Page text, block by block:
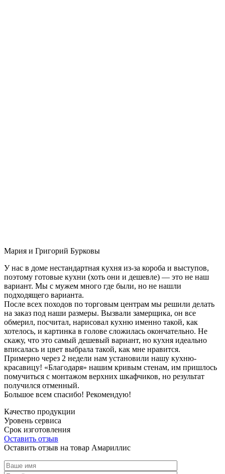
Мария и Григорий Бурковы
У нас в доме нестандартная кухня из-за короба и выступов,
поэтому готовые кухни (хоть они и дешевле) — это не наш
вариант. Мы с мужем много где были, но не нашли
подходящего варианта.
После всех походов по торговым центрам мы решили делать
на заказ под наши размеры. Вызвали замерщика, он все
обмерил, посчитал, нарисовал кухню именно такой, как
хотелось, и картинка в голове сложилась окончательно. Не
скажу, что это самый дешевый вариант, но кухня идеально
вписалась и цвет выбрала такой, как мне нравится.
Примерно через 2 недели нам установили нашу кухню-
красавицу! «Благодаря» нашим кривым стенам, им пришлось
помучиться с монтажом верхних шкафчиков, но результат
получился отменный.
Большое всем спасибо! Рекомендую!
Качество продукции
Уровень сервиса
Срок изготовления
Оставить отзыв
Оставить отзыв на товар Амариллис